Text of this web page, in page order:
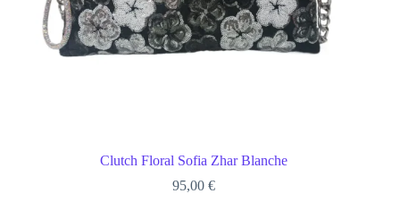
Clutch Floral Sofia Zhar Blanche
95,00€